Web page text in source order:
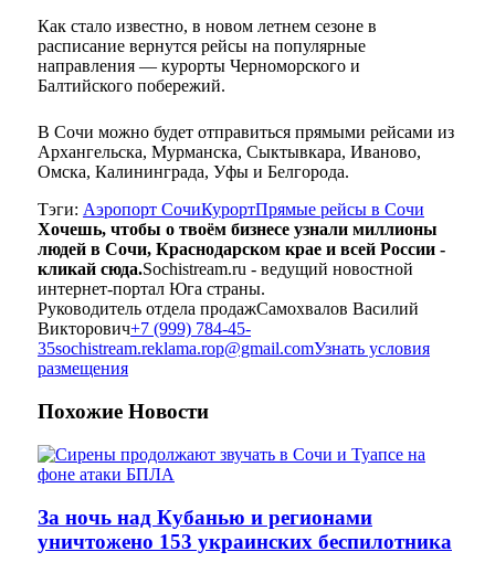
Как стало известно, в новом летнем сезоне в
расписание вернутся рейсы на популярные
направления — курорты Черноморского и
Балтийского побережий.
В Сочи можно будет отправиться прямыми рейсами из
Архангельска, Мурманска, Сыктывкара, Иваново,
Омска, Калининграда, Уфы и Белгорода.
Тэги: Аэропорт СочиКурортПрямые рейсы в Сочи
Хочешь, чтобы о твоём бизнесе узнали миллионы
людей в Сочи, Краснодарском крае и всей России -
кликай сюда.Sochistream.ru - ведущий новостной
интернет-портал Юга страны.
Руководитель отдела продажСамохвалов Василий
Викторович+7 (999) 784-45-
35sochistream.reklama.rop@gmail.comУзнать условия
размещения
Похожие Новости
За ночь над Кубанью и регионами
уничтожено 153 украинских беспилотника